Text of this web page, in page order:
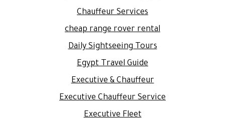
Chauffeur Services
cheap range rover rental
Daily Sightseeing Tours
Egypt Travel Guide
Executive & Chauffeur
Executive Chauffeur Service
Executive Fleet